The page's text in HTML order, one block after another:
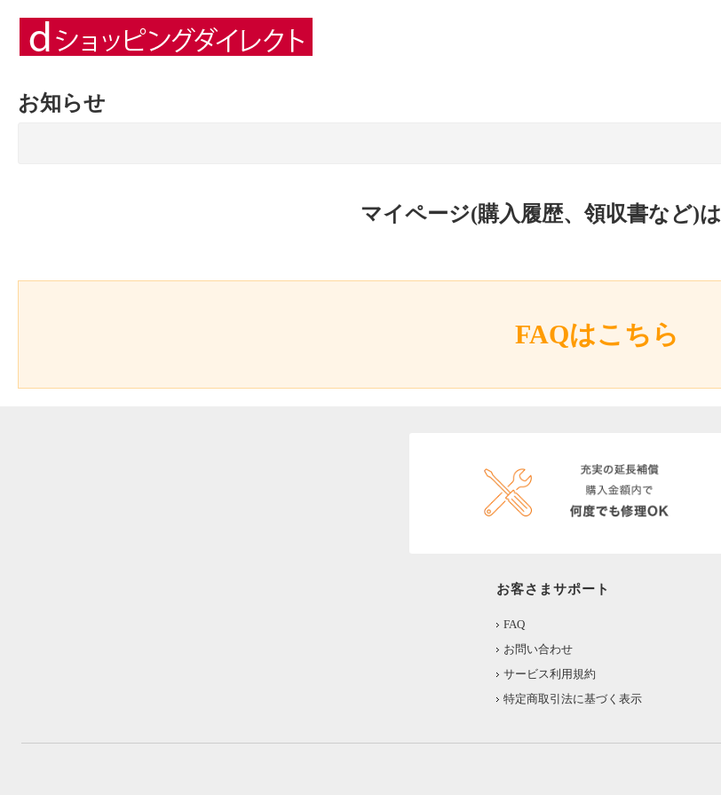
お知らせ
マイページ(購入履歴、領収書など)は
FAQはこちら
お客さまサポート
FAQ
お問い合わせ
サービス利用規約
特定商取引法に基づく表示